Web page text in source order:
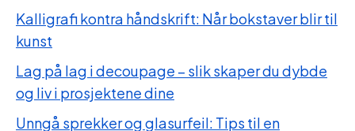
Kalligrafi kontra håndskrift: Når bokstaver blir til
kunst
Lag på lag i decoupage – slik skaper du dybde
og liv i prosjektene dine
Unngå sprekker og glasurfeil: Tips til en